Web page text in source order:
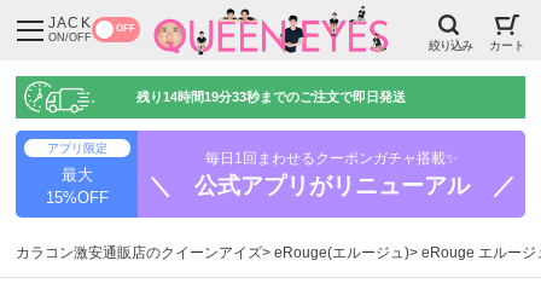
JACK
ON/OFF
OFF
絞り込み カート
残り14時間19分33秒までのご注文で即日発送
アプリ限定
最大
15%OFF
毎日1回まわせるクーポンガチャ搭載✨
＼ 公式アプリがリニューアル ／
カラコン激安通販店のクイーンアイズ eRouge(エルージュ) eRouge エルージ